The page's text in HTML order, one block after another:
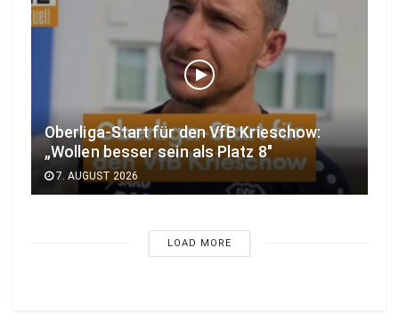
Oberliga-Start für den VfB Krieschow:
„Wollen besser sein als Platz 8″
7. AUGUST 2026
LOAD MORE